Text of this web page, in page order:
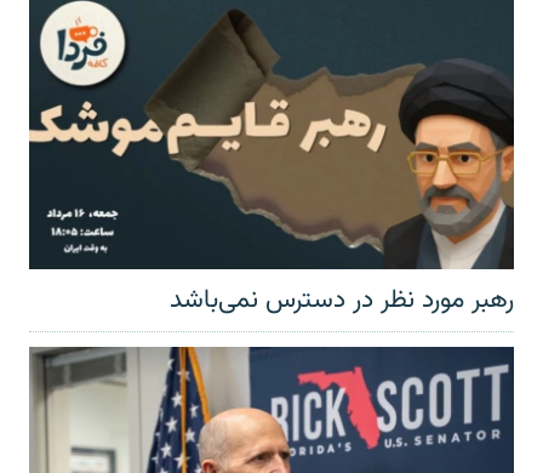
رهبر مورد نظر در دسترس نمی‌باشد